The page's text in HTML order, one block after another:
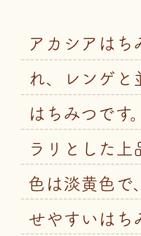
アカシアはち
れ、レンゲと
はちみつです
ラリとした上
色は淡黄色で
せやすいはち